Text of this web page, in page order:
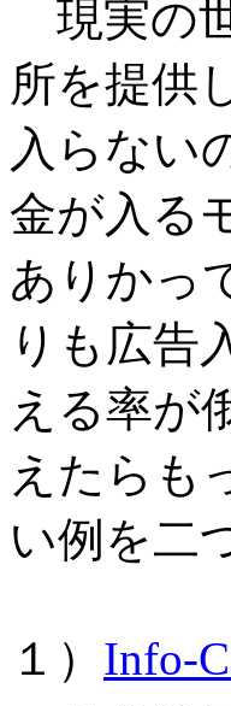
現実の
所を提供
入らない
金が入る
ありかっ
りも広告
える率が
えたらも
い例を二
１） Info-